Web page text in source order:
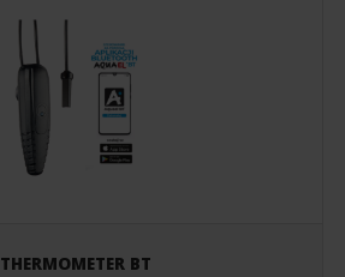
THERMOMETER BT